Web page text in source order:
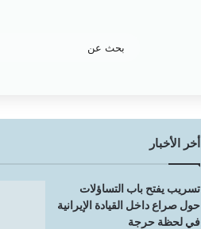
أخر الأخبار
تسريب يفتح باب التساؤلات
حول صراع داخل القيادة الإيرانية
في لحظة حرجة